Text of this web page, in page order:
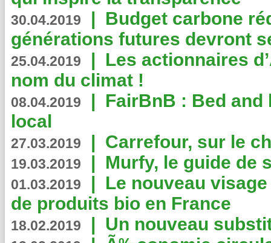
30.04.2019 | Budget carbone
générations futures devront
25.04.2019 | Les actionnaires
nom du climat !
08.04.2019 | FairBnB : Bed
local
27.03.2019 | Carrefour, sur le
19.03.2019 | Murfy, le guide de
01.03.2019 | Le nouveau
de produits bio en France
18.02.2019 | Un nouveau